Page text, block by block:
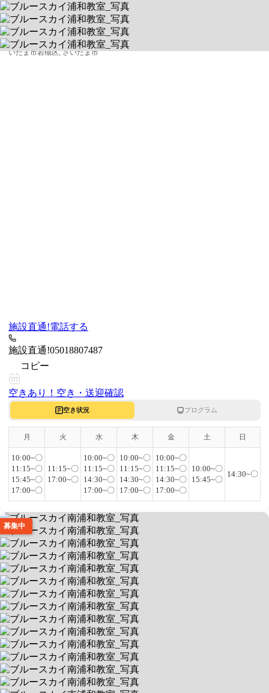
330-0056 埼玉県さいたま市浦和区東仲町25-5-1 バティマE 6F
送迎対象: さいたま市浦和区, さいたま市浦和区, さいたま市緑区, さいたま
市見沼区, さいたま市北区, さいたま市大宮区, さいたま市西区, 川口市, 蕨市, さ
いたま市岩槻区, さいたま市
施設直通!電話する
施設直通!05018807487
コピー
空きあり！ 空き・送迎確認
空き状況 プログラム
月 火 水 木 金 土 日
10:00~〇
11:15~〇
15:45~〇
17:00~〇
11:15~〇
17:00~〇
10:00~〇
11:15~〇
14:30~〇
17:00~〇
10:00~〇
11:15~〇
14:30~〇
17:00~〇
10:00~〇
11:15~〇
14:30~〇
17:00~〇
10:00~〇
15:45~〇
14:30~〇
募集中
ブルースカイ南浦和教室
1回1時間・完全マンツーマン制
送迎あり 空きあり
平日 9:30～18:30 / 土 9:30～18:30
336-0017 埼玉県さいたま市南区南浦和1-33-16